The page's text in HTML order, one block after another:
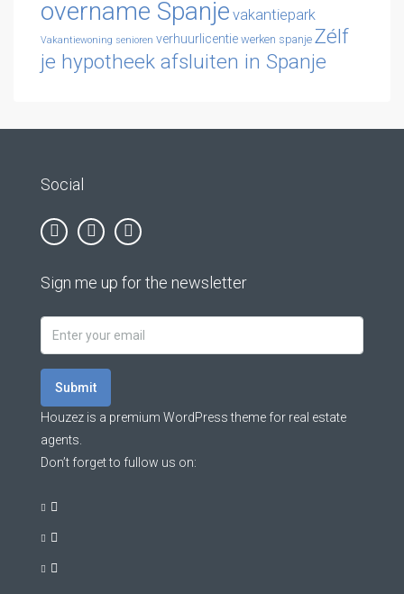
overname Spanje vakantiepark
Vakantiewoning senioren verhuurlicentie werken spanje Zélf
je hypotheek afsluiten in Spanje
Social
Sign me up for the newsletter
Submit
Houzez is a premium WordPress theme for real estate
agents.
Don’t forget to fullow us on: